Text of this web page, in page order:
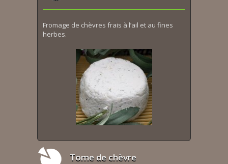
Fromage de chèvres frais à l’ail et au fines
herbes.
Tome de chèvre